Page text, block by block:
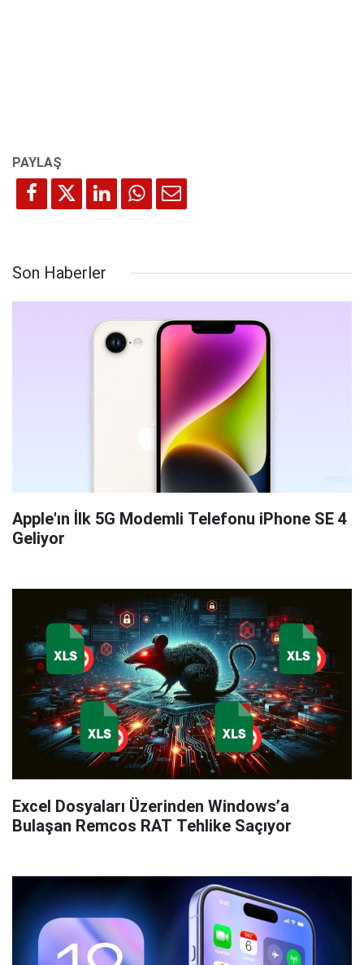
Son Haberler
Apple'ın İlk 5G Modemli Telefonu iPhone SE 4
Geliyor
Excel Dosyaları Üzerinden Windows’a
Bulaşan Remcos RAT Tehlike Saçıyor